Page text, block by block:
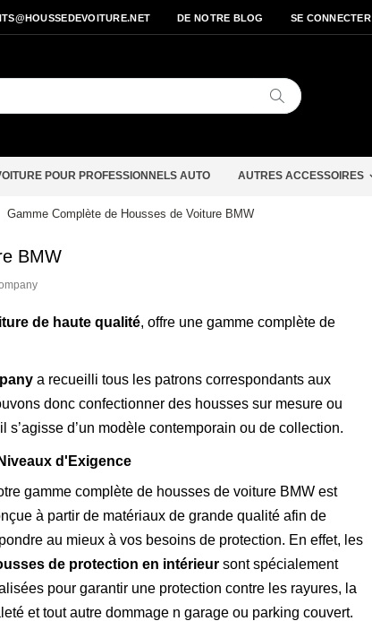
DE NOTRE BLOG SE CONNECTER
Chercher
POUR PROFESSIONNELS AUTO AUTRES ACCESSOIRES
Gamme Complète de Housses de Voiture BMW
BMW
de haute qualité, offre une gamme complète de
a recueilli tous les patrons correspondants aux
donc confectionner des housses sur mesure ou
d’un modèle contemporain ou de collection.
d'Exigence
gamme complète de housses de voiture BMW est
à partir de matériaux de grande qualité afin de
au mieux à vos besoins de protection. En effet, les
de protection en intérieur sont spécialement
pour garantir une protection contre les rayures, la
et tout autre dommage n garage ou parking couvert.